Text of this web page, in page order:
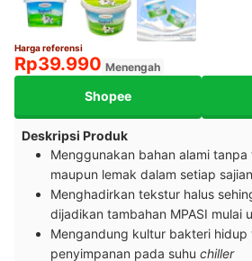
Harga referensi
Rp39.990 Menengah
Shopee
Deskripsi Produk
Menggunakan bahan alami tanpa
maupun lemak dalam setiap sajian
Menghadirkan tekstur halus
dijadikan tambahan MPASI mulai
Mengandung kultur bakteri
penyimpanan pada suhu chiller